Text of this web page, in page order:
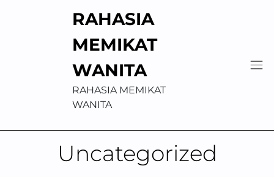
RAHASIA
MEMIKAT
WANITA
RAHASIA MEMIKAT
WANITA
Uncategorized